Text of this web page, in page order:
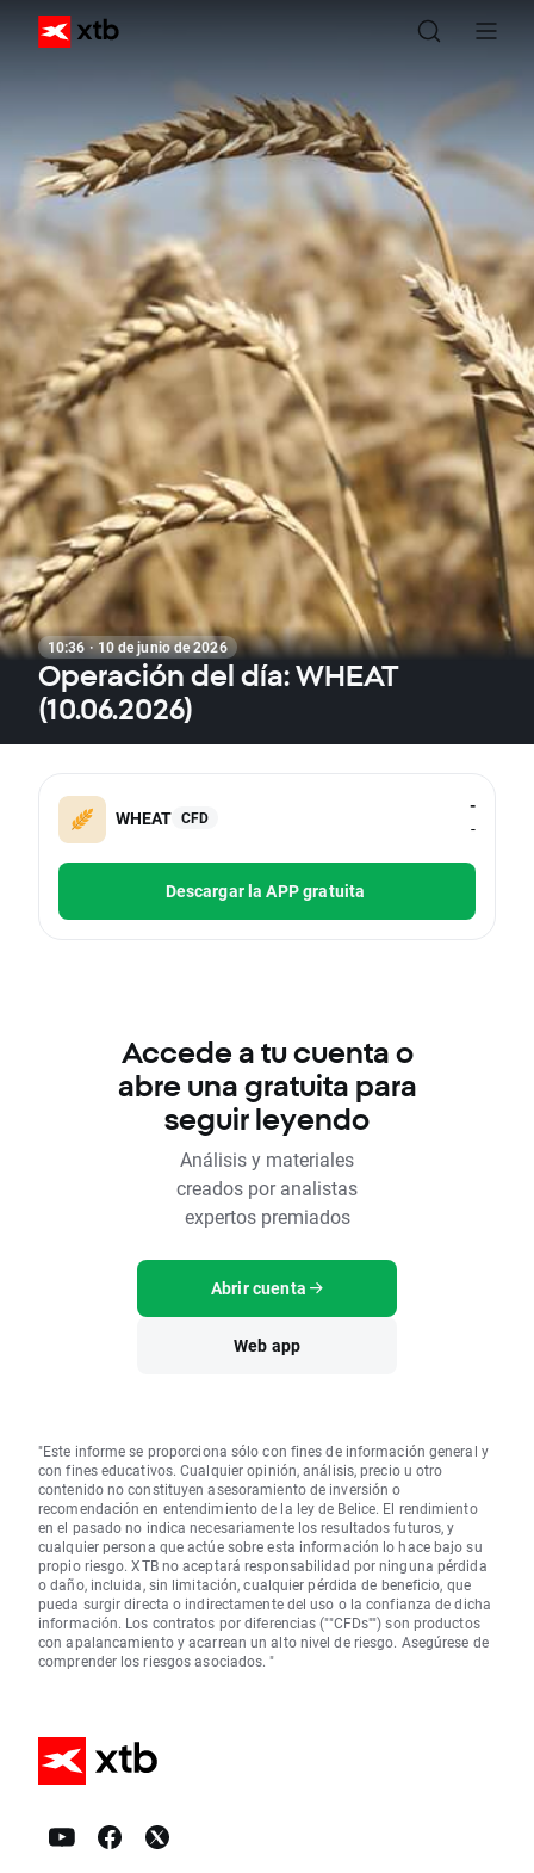
10:36 · 10 de junio de 2026
Operación del día: WHEAT
(10.06.2026)
WHEAT CFD
-
-
Descargar la APP gratuita
Accede a tu cuenta o
abre una gratuita para
seguir leyendo
Análisis y materiales
creados por analistas
expertos premiados
Abrir cuenta
Web app
"Este informe se proporciona sólo con fines de información general y
con fines educativos. Cualquier opinión, análisis, precio u otro
contenido no constituyen asesoramiento de inversión o
recomendación en entendimiento de la ley de Belice. El rendimiento
en el pasado no indica necesariamente los resultados futuros, y
cualquier persona que actúe sobre esta información lo hace bajo su
propio riesgo. XTB no aceptará responsabilidad por ninguna pérdida
o daño, incluida, sin limitación, cualquier pérdida de beneficio, que
pueda surgir directa o indirectamente del uso o la confianza de dicha
información. Los contratos por diferencias (""CFDs"") son productos
con apalancamiento y acarrean un alto nivel de riesgo. Asegúrese de
comprender los riesgos asociados. "